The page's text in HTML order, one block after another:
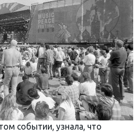
событии, узнала, что